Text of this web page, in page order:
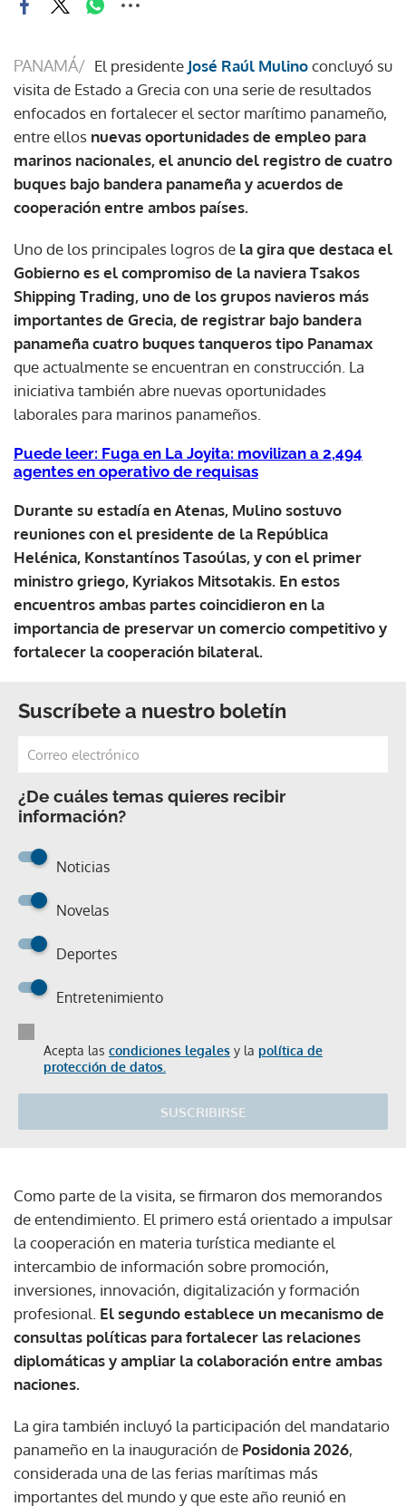
PANAMÁ/ El presidente José Raúl Mulinoconcluyó su
visita de Estado a Grecia con una serie de resultados
enfocados en fortalecer el sector marítimo panameño,
entre ellos nuevas oportunidades de empleo para
marinos nacionales, el anuncio del registro de cuatro
buques bajo bandera panameña y acuerdos de
cooperación entre ambos países.
Uno de los principales logros de la gira que destaca el
Gobierno es el compromiso de la naviera Tsakos
Shipping Trading, uno de los grupos navieros más
importantes de Grecia, de registrar bajo bandera
panameña cuatro buques tanqueros tipo Panamax
que actualmente se encuentran en construcción. La
iniciativa también abre nuevas oportunidades
laborales para marinos panameños.
Puede leer: Fuga en La Joyita: movilizan a 2,494
agentes en operativo de requisas
Durante su estadía en Atenas, Mulino sostuvo
reuniones con el presidente de la República
Helénica, Konstantínos Tasoúlas, y con el primer
ministro griego, Kyriakos Mitsotakis. En estos
encuentros ambas partes coincidieron en la
importancia de preservar un comercio competitivo y
fortalecer la cooperación bilateral.
Suscríbete a nuestro boletín
¿De cuáles temas quieres recibir
información?
Noticias
Novelas
Deportes
Entretenimiento
Acepta las condiciones legales y la política de
protección de datos.
SUSCRIBIRSE
Como parte de la visita, se firmaron dos memorandos
de entendimiento. El primero está orientado a impulsar
la cooperación en materia turística mediante el
intercambio de información sobre promoción,
inversiones, innovación, digitalización y formación
profesional. El segundo establece un mecanismo de
consultas políticas para fortalecer las relaciones
diplomáticas y ampliar la colaboración entre ambas
naciones.
La gira también incluyó la participación del mandatario
panameño en la inauguración de Posidonia 2026,
considerada una de las ferias marítimas más
importantes del mundo y que este año reunió en